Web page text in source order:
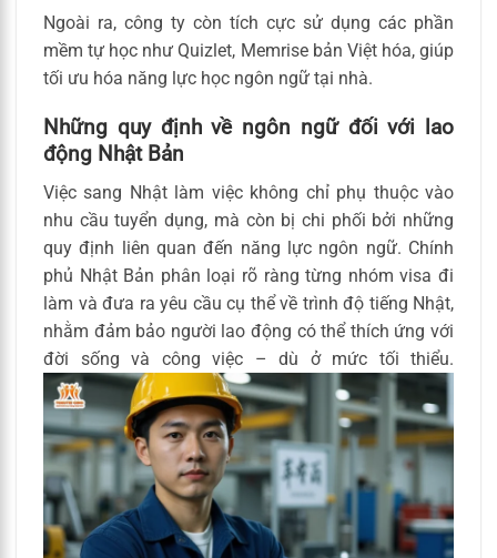
Ngoài ra, công ty còn tích cực sử dụng các phần
mềm tự học như Quizlet, Memrise bản Việt hóa, giúp
tối ưu hóa năng lực học ngôn ngữ tại nhà.
Những quy định về ngôn ngữ đối với lao
động Nhật Bản
Việc sang Nhật làm việc không chỉ phụ thuộc vào
nhu cầu tuyển dụng, mà còn bị chi phối bởi những
quy định liên quan đến năng lực ngôn ngữ. Chính
phủ Nhật Bản phân loại rõ ràng từng nhóm visa đi
làm và đưa ra yêu cầu cụ thể về trình độ tiếng Nhật,
nhằm đảm bảo người lao động có thể thích ứng với
đời sống và công việc – dù ở mức tối thiểu.